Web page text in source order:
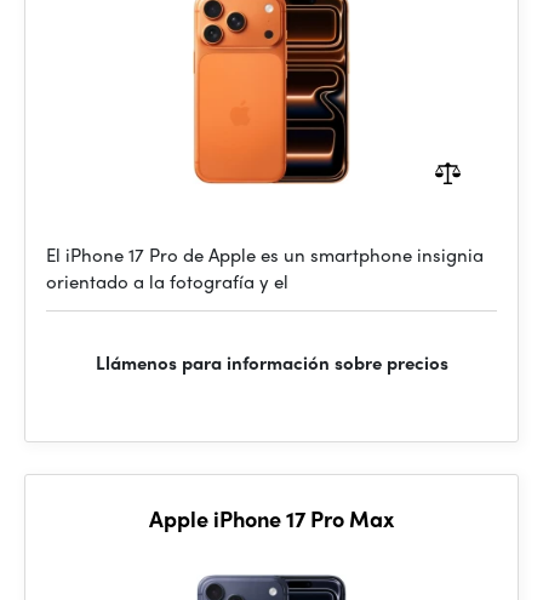
El iPhone 17 Pro de Apple es un smartphone insignia
orientado a la fotografía y el
Llámenos para información sobre precios
Apple iPhone 17 Pro Max